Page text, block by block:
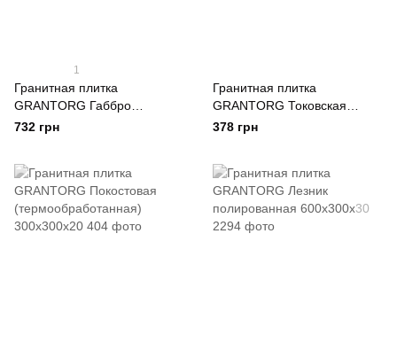
1
Гранитная плитка
GRANTORG Габбро
полированная 600x400x20
732 грн
Гранитная плитка
GRANTORG Токовская
(термообработанная)
378 грн